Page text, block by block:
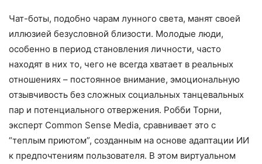
Чат-боты, подобно чарам лунного света, манят своей
иллюзией безусловной близости. Молодые люди,
особенно в период становления личности, часто
находят в них то, чего не всегда хватает в реальных
отношениях – постоянное внимание, эмоциональную
отзывчивость без сложных социальных танцевальных
пар и потенциального отвержения. Робби Торни,
эксперт Common Sense Media, сравнивает это с
“теплым приютом”, созданным на основе адаптации ИИ
к предпочтениям пользователя. В этом виртуальном